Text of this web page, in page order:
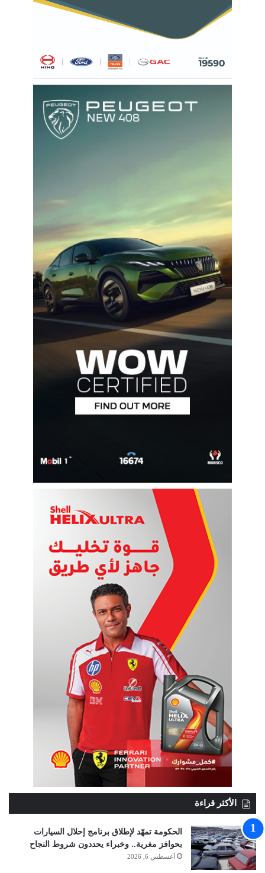
الأكثر قراءة
الحكومة تمهّد لإطلاق برنامج إحلال السيارات
بحوافز مغرية.. وخبراء يحددون شروط النجاح
أغسطس 6, 2026